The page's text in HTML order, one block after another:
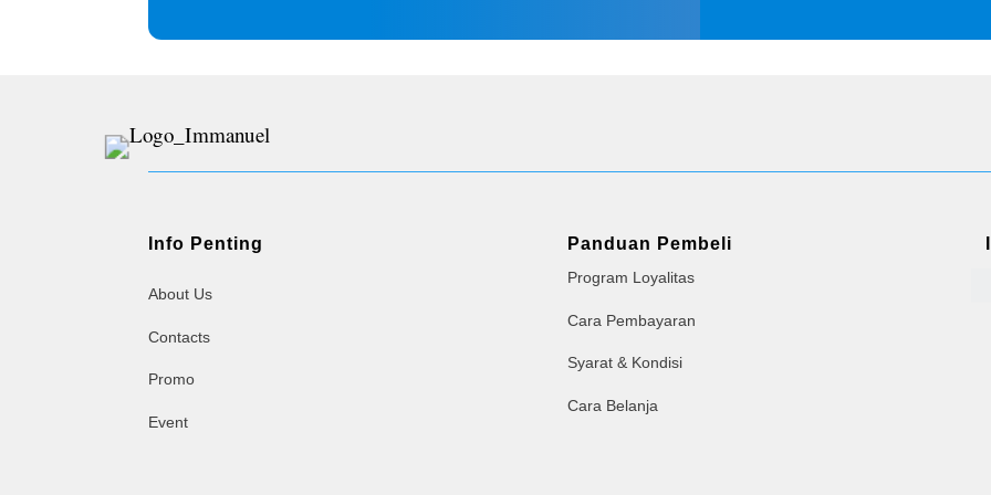
Info Penting
About Us
Contacts
Promo
Event
Panduan Pembeli
Program Loyalitas
Cara Pembayaran
Syarat & Kondisi
Cara Belanja